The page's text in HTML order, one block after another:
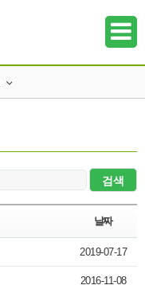
날짜
2019-07-17
2016-11-08